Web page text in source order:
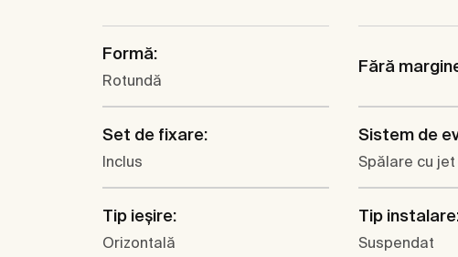
Formă:
Rotundă
Fără
Set de fixare:
Inclus
Sistem de
Spălare cu
Tip ieşire:
Orizontală
Tip
Suspendat